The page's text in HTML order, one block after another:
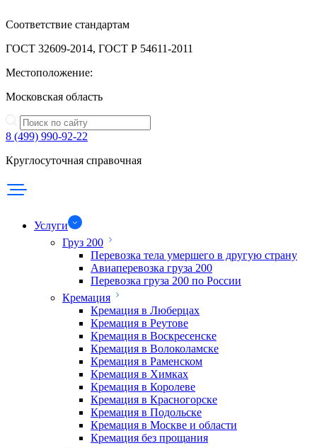
Соответствие стандартам
ГОСТ 32609-2014, ГОСТ Р 54611-2011
Местоположение:
Московская область
8 (499) 990-92-22
Круглосуточная справочная
Услуги
Груз 200
Перевозка тела умершего в другую страну
Авиаперевозка груза 200
Перевозка груза 200 по России
Кремация
Кремация в Люберцах
Кремация в Реутове
Кремация в Воскресенске
Кремация в Волоколамске
Кремация в Раменском
Кремация в Химках
Кремация в Королеве
Кремация в Красногорске
Кремация в Подольске
Кремация в Москве и области
Кремация без прощания